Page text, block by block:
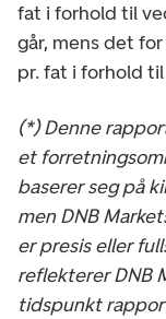
fat i forhold til
går, mens det
pr. fat i forhold
(*) Denne
et
baserer seg på
men DNB
er presis eller
reflekterer DNB
tidspunkt